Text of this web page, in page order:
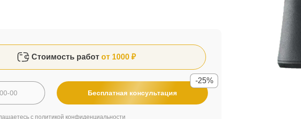
Стоимость работ от 1000 ₽
Бесплатная консультация
-25%
с политикой конфиденциальности